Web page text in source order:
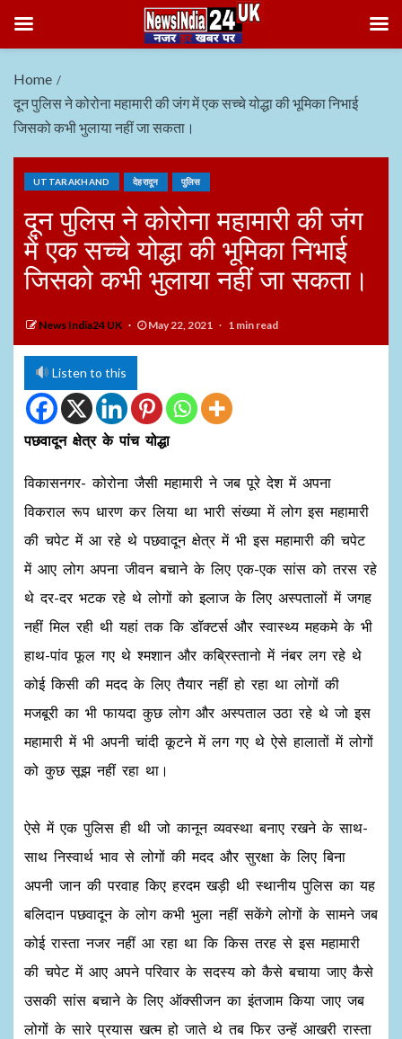
Home
दून पुलिस ने कोरोना महामारी की जंग में एक सच्चे योद्धा की भूमिका निभाई
जिसको कभी भुलाया नहीं जा सकता।
UTTARAKHAND देहरादून पुलिस
दून पुलिस ने कोरोना महामारी की जंग
में एक सच्चे योद्धा की भूमिका निभाई
जिसको कभी भुलाया नहीं जा सकता।
News India24 UK May 22, 2021 1 min read
Listen to this
पछवादून क्षेत्र के पांच योद्धा
विकासनगर- कोरोना जैसी महामारी ने जब पूरे देश में अपना
विकराल रूप धारण कर लिया था भारी संख्या में लोग इस महामारी
की चपेट में आ रहे थे पछवादून क्षेत्र में भी इस महामारी की चपेट
में आए लोग अपना जीवन बचाने के लिए एक-एक सांस को तरस रहे
थे दर-दर भटक रहे थे लोगों को इलाज के लिए अस्पतालों में जगह
नहीं मिल रही थी यहां तक कि डॉक्टर्स और स्वास्थ्य महकमे के भी
हाथ-पांव फूल गए थे श्मशान और कब्रिस्तानो में नंबर लग रहे थे
कोई किसी की मदद के लिए तैयार नहीं हो रहा था लोगों की
मजबूरी का भी फायदा कुछ लोग और अस्पताल उठा रहे थे जो इस
महामारी में भी अपनी चांदी कूटने में लग गए थे ऐसे हालातों में लोगों
को कुछ सूझ नहीं रहा था।
ऐसे में एक पुलिस ही थी जो कानून व्यवस्था बनाए रखने के साथ-
साथ निस्वार्थ भाव से लोगों की मदद और सुरक्षा के लिए बिना
अपनी जान की परवाह किए हरदम खड़ी थी स्थानीय पुलिस का यह
बलिदान पछवादून के लोग कभी भुला नहीं सकेंगे लोगों के सामने जब
कोई रास्ता नजर नहीं आ रहा था कि किस तरह से इस महामारी
की चपेट में आए अपने परिवार के सदस्य को कैसे बचाया जाए कैसे
उसकी सांस बचाने के लिए ऑक्सीजन का इंतजाम किया जाए जब
लोगों के सारे प्रयास खत्म हो जाते थे तब फिर उन्हें आखरी रास्ता